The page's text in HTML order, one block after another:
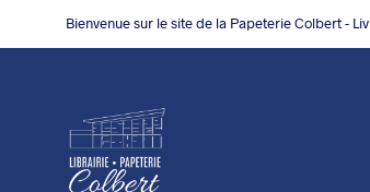
Bienvenue sur le site de la Papeterie Colbert -